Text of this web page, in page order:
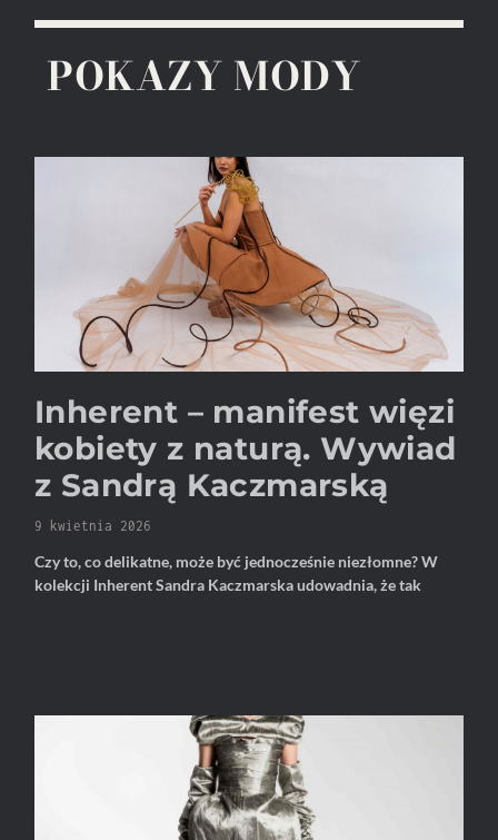
POKAZY MODY
Inherent – manifest więzi
kobiety z naturą. Wywiad
z Sandrą Kaczmarską
9 kwietnia 2026
Czy to, co delikatne, może być jednocześnie niezłomne? W
kolekcji Inherent Sandra Kaczmarska udowadnia, że tak